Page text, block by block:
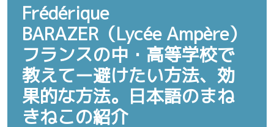
Frédérique
BARAZER（Lycée Ampère）
フランスの中・高等学校で
教えてー避けたい方法、効
果的な方法。日本語のまね
きねこの紹介